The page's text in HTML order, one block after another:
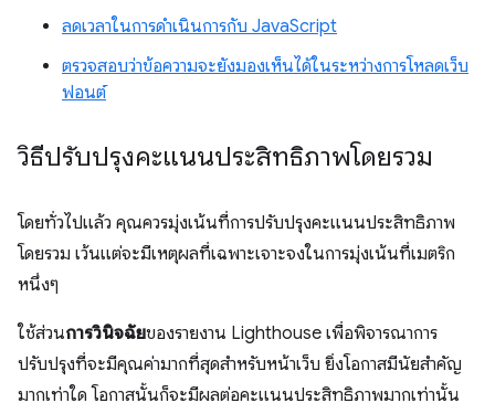
ลดเวลาในการดำเนินการกับ JavaScript
ตรวจสอบว่าข้อความจะยังมองเห็นได้ในระหว่างการโหลดเว็บ
ฟอนต์
วิธีปรับปรุงคะแนนประสิทธิภาพโดยรวม
โดยทั่วไปแล้ว คุณควรมุ่งเน้นที่การปรับปรุงคะแนนประสิทธิภาพ
โดยรวม เว้นแต่จะมีเหตุผลที่เฉพาะเจาะจงในการมุ่งเน้นที่เมตริก
หนึ่งๆ
ใช้ส่วนการวินิจฉัยของรายงาน Lighthouse เพื่อพิจารณาการ
ปรับปรุงที่จะมีคุณค่ามากที่สุดสําหรับหน้าเว็บ ยิ่งโอกาสมีนัยสำคัญ
มากเท่าใด โอกาสนั้นก็จะมีผลต่อคะแนนประสิทธิภาพมากเท่านั้น